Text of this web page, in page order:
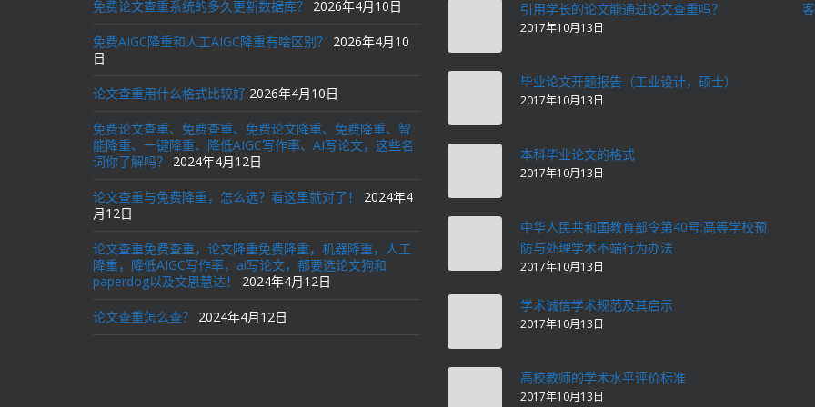
免费论文查重系统的多久更新数据库？ 2026年4月10日
免费AIGC降重和人工AIGC降重有啥区别？
2026年4月10
日
论文查重用什么格式比较好 2026年4月10日
免费论文查重、免费查重、免费论文降重、免费降重、智
能降重、一键降重、降低AIGC写作率、AI写论文，这些名
词你了解吗？
2024年4月12日
论文查重与免费降重，怎么选？看这里就对了！
2024年4
月12日
论文查重免费查重，论文降重免费降重，机器降重，人工
降重，降低AIGC写作率，ai写论文，都要选论文狗和
paperdog以及文思慧达！
2024年4月12日
论文查重怎么查？ 2024年4月12日
引用学长的论文能通过论文查重吗？
2017年10月13日
毕业论文开题报告（工业设计，硕士）
2017年10月13日
本科毕业论文的格式
2017年10月13日
中华人民共和国教育部令第40号:高等学校预
防与处理学术不端行为办法
2017年10月13日
学术诚信学术规范及其启示
2017年10月13日
高校教师的学术水平评价标准
2017年10月13日